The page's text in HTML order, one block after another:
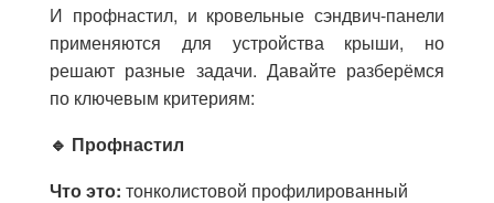
И профнастил, и кровельные сэндвич-панели
применяются для устройства крыши, но
решают разные задачи. Давайте разберёмся
по ключевым критериям:
🔹 Профнастил
Что это: тонколистовой профилированный